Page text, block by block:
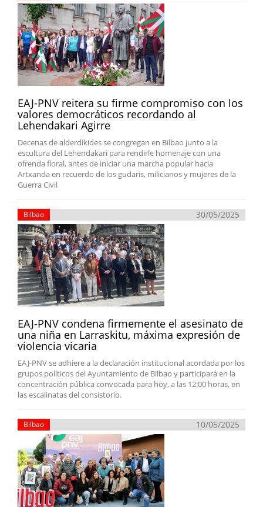
EAJ-PNV reitera su firme compromiso con los
valores democráticos recordando al
Lehendakari Agirre
Decenas de alderdikides se congregan en Bilbao junto a la
escultura del Lehendakari para rendirle homenaje con una
ofrenda floral, antes de iniciar una marcha popular hacia
Artxanda en recuerdo de los gudaris, milicianos y mujeres de la
Guerra Civil
Bilbao 30/05/2025
EAJ-PNV condena firmemente el asesinato de
una niña en Larraskitu, máxima expresión de
violencia vicaria
EAJ-PNV se adhiere a la declaración institucional acordada por los
grupos políticos del Ayuntamiento de Bilbao y participará en la
concentración pública convocada para hoy, a las 12:00 horas, en
las escalinatas del consistorio.
Bilbao 10/05/2025